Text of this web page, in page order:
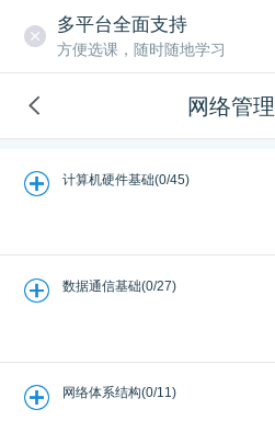
多平台全面支持
方便选课，随时随地学习
网络管
计算机硬件基础(0/45)
数据通信基础(0/27)
网络体系结构(0/11)